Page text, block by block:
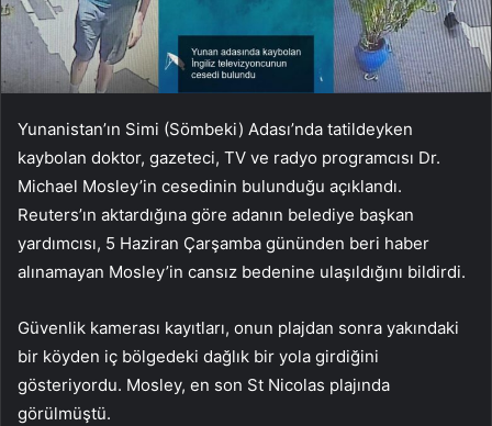
Yunanistan’ın Simi (Sömbeki) Adası’nda tatildeyken
kaybolan doktor, gazeteci, TV ve radyo programcısı Dr.
Michael Mosley’in cesedinin bulunduğu açıklandı.
Reuters’ın aktardığına göre adanın belediye başkan
yardımcısı, 5 Haziran Çarşamba gününden beri haber
alınamayan Mosley’in cansız bedenine ulaşıldığını bildirdi.
Güvenlik kamerası kayıtları, onun plajdan sonra yakındaki
bir köyden iç bölgedeki dağlık bir yola girdiğini
gösteriyordu. Mosley, en son St Nicolas plajında
görülmüştü.